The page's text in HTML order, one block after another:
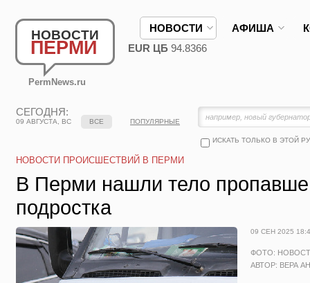
НОВОСТИ
ПЕРМИ
PermNews.ru
НОВОСТИ АФИША
EUR ЦБ 94.8366
СЕГОДНЯ:
09 АВГУСТА, ВС
ИСКАТЬ ТОЛЬКО В ЭТОЙ
ВСЕ ПОПУЛЯРНЫЕ
НОВОСТИ ПРОИСШЕСТВИЙ В ПЕРМИ
В Перми нашли тело
подростка
09 СЕН 2025
ФОТО:
АВТОР: ВЕРА